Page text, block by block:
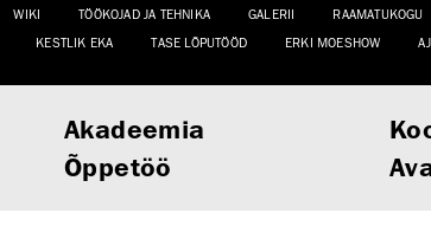
WIKI TÖÖKOJAD JA TEHNIKA GALERII RAAMATUKOGU
KESTLIK EKA TASE LÕPUTÖÖD ERKI MOESHOW
Akadeemia
Õppetöö